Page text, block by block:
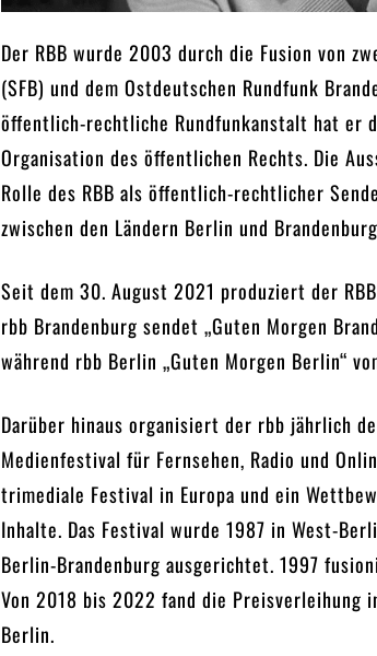
Der RBB wurde 2003 durch die Fusion von
(SFB) und dem Ostdeutschen Rundfunk
öffentlich-rechtliche Rundfunkanstalt hat er
Organisation des öffentlichen Rechts. Die
Rolle des RBB als öffentlich-rechtlicher
zwischen den Ländern Berlin und
Seit dem 30. August 2021 produziert der
rbb Brandenburg sendet „Guten Morgen
während rbb Berlin „Guten Morgen Berlin“
Darüber hinaus organisiert der rbb jährlich
Medienfestival für Fernsehen, Radio und
trimediale Festival in Europa und ein
Inhalte. Das Festival wurde 1987 in West-
Berlin-Brandenburg ausgerichtet. 1997
Von 2018 bis 2022 fand die
Berlin.